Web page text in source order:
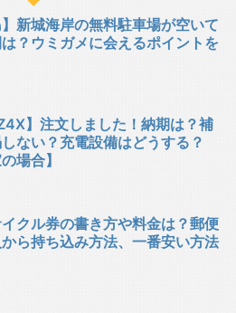
】新城海岸の無料駐車場が空いて
？ウミガメに会えるポイントを
】注文しました！納期は？補
ない？充電設備はどうする？
場合】
クル券の書き方や料金は？郵便
ら持ち込み方法、一番安い方法